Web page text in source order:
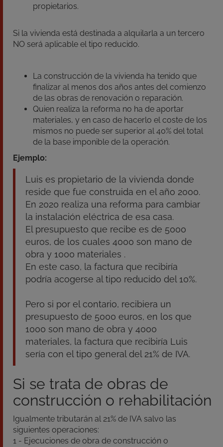
propietarios.
Si la vivienda está destinada a alquilarla a un tercero
NO será aplicable el tipo reducido.
La construcción de la vivienda ha tenido que
finalizar al menos dos años antes del comienzo
de las obras de renovación o reparación.
Quien realiza la reforma no ha de aportar
materiales, y en caso de hacerlo el coste de los
mismos no puede ser superior al 40% del total
de la base imponible de la operación.
Ejemplo:
Luis es propietario de la vivienda donde
reside que fue construida en el año 2000.
En 2020 realiza una reforma para cambiar
la instalación eléctrica de esa casa.
El presupuesto que recibe es de 5000
euros, de los cuales 4000 son mano de
obra y 1000 materiales .
En este caso, la factura que recibiría
podría acogerse al tipo reducido del 10%.
Pero si por el contario, recibiera un
presupuesto de 5000 euros, en los que
1000 son mano de obra y 4000
materiales, la factura que recibiría Luis
sería con el tipo general del 21% de IVA.
Si se trata de obras de
construcción o rehabilitación
Igualmente tributarán al 21% de IVA salvo las
siguientes operaciones:
1 - Ejecuciones de obra de construcción o